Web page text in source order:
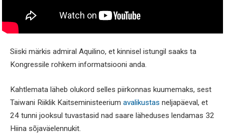
Siiski märkis admiral Aquilino, et kinnisel istungil saaks ta
Kongressile rohkem informatsiooni anda.
Kahtlemata läheb olukord selles piirkonnas kuumemaks, sest
Taiwani Riiklik Kaitseministeerium avalikustas neljapäeval, et
24 tunni jooksul tuvastasid nad saare läheduses lendamas 32
Hiina sõjaväelennukit.